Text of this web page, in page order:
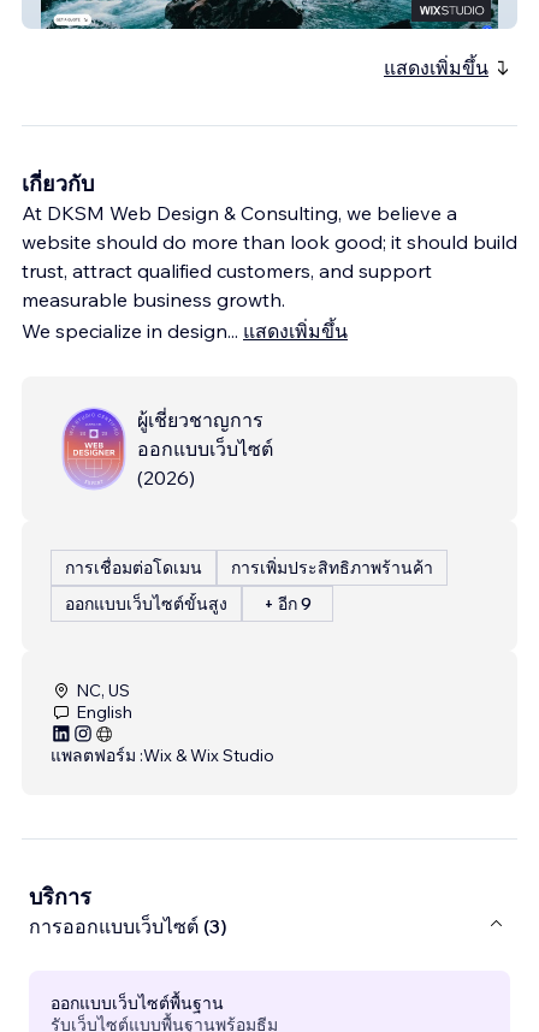
Bellyache Mechanical
แสดงเพิ่มขึ้น
เกี่ยวกับ
At DKSM Web Design & Consulting, we believe a
website should do more than look good; it should build
trust, attract qualified customers, and support
measurable business growth.
We specialize in design... แสดงเพิ่มขึ้น
ผู้เชี่ยวชาญการ
ออกแบบเว็บไซต์
(2026)
การเชื่อมต่อโดเมน
การเพิ่มประสิทธิภาพร้านค้า
ออกแบบเว็บไซต์ขั้นสูง
+ อีก 9
NC, US
English
แพลตฟอร์ม :Wix & Wix Studio
บริการ
การออกแบบเว็บไซต์ (3)
ออกแบบเว็บไซต์พื้นฐาน
รับเว็บไซต์แบบพื้นฐานพร้อมธีม